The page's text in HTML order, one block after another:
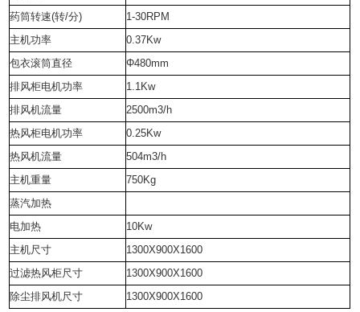
药筒转速(转/分)
1-30RPM
主机功率
0.37Kw
包衣滚筒直径
Φ480mm
排风柜电机功率
1.1Kw
排风机流量
2500m3/h
热风柜电机功率
0.25Kw
热风机流量
504m3/h
主机重量
750Kg
蒸汽加热
电加热
10Kw
主机尺寸
1300X900X1600
过滤热风柜尺寸
1300X900X1600
除尘排风机尺寸
1300X900X1600